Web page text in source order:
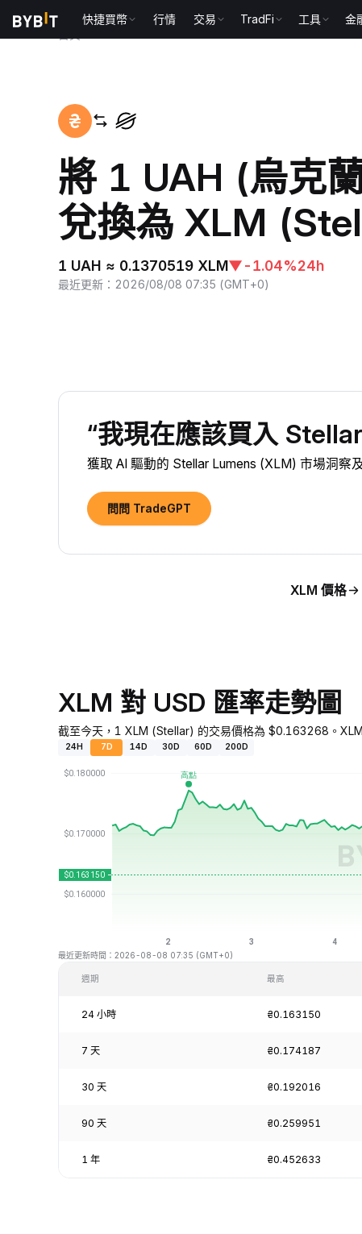
快捷買幣 行情 交易 TradFi 工具 金
將 1 UAH (烏克
兌換為 XLM
1 UAH ≈ 0.1370519 XLM▼-1.04%24h
最近更新 ： 2026/08/08 07:35 (GMT+0)
“我現在應該買入
獲取 AI 驅動的 Stellar Lumens (XLM) 市場洞察
問問 TradeGPT
XLM 價格
XLM 對 USD 匯率走勢圖
截至今天，1 XLM (Stellar) 的交易價格為 $0.163268。
24H 7D 14D 30D 60D 200D
最近更新時間：2026-08-08 07:35 (GMT+0)
週期 最高
24 小時 ₴0.163150
7 天 ₴0.174187
30 天 ₴0.192016
90 天 ₴0.259951
1 年 ₴0.452633